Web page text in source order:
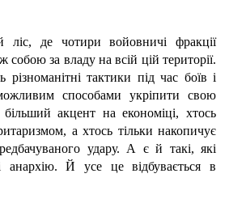
ліс, де чотири войовничі фракції
собою за владу на всій цій території.
тактики під час боїв і
способами укріпити свою
акцент на економіці, хтось
а хтось тільки накопичує
удару. А є й такі, які
анархію. Й усе це відбувається в